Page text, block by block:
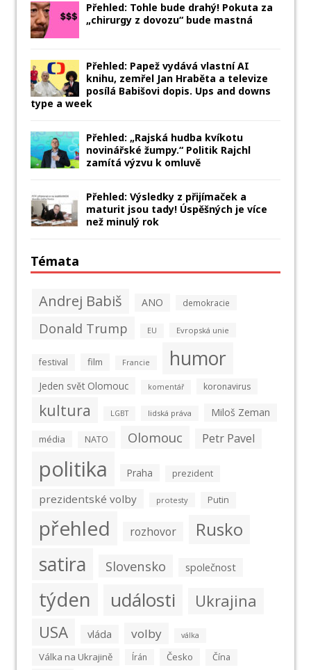
Přehled: Tohle bude drahý! Pokuta za
„chirurgy z dovozu“ bude mastná
Přehled: Papež vydává vlastní AI
knihu, zemřel Jan Hraběta a televize
posílá Babišovi dopis. Ups and downs
type a week
Přehled: „Rajská hudba kvíkotu
novinářské žumpy.“ Politik Rajchl
zamítá výzvu k omluvě
Přehled: Výsledky z přijímaček a
maturit jsou tady! Úspěšných je více
než minulý rok
Témata
Andrej Babiš ANO demokracie
Donald Trump EU Evropská unie
festival film Francie humor
Jeden svět Olomouc komentář koronavirus
kultura LGBT lidská práva Miloš Zeman
média NATO Olomouc Petr Pavel
politika Praha prezident
prezidentské volby protesty Putin
přehled rozhovor Rusko
satira Slovensko společnost
týden události Ukrajina
USA vláda volby válka
Válka na Ukrajině Írán Česko Čína